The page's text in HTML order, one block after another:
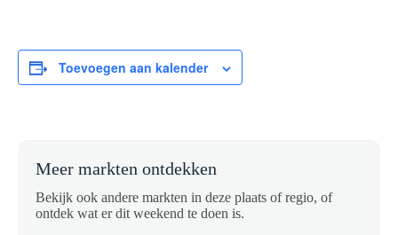
Toevoegen aan kalender
Meer markten ontdekken
Bekijk ook andere markten in deze plaats of regio, of
ontdek wat er dit weekend te doen is.